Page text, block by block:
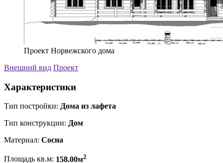
Проект Норвежского дома
Внешний вид Проект
Характеристики
Тип постройки: Дома из лафета
Тип конструкции: Дом
Материал: Сосна
Площадь кв.м: 158.00м2